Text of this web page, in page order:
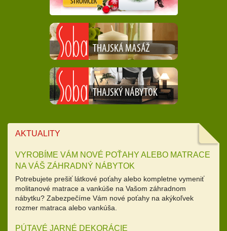
AKTUALITY
VYROBÍME VÁM NOVÉ POŤAHY ALEBO MATRACE
NA VÁŠ ZÁHRADNÝ NÁBYTOK
Potrebujete prešiť látkové poťahy alebo kompletne vymeniť
molitanové matrace a vankúše na Vašom záhradnom
nábytku? Zabezpečíme Vám nové poťahy na akýkoľvek
rozmer matraca alebo vankúša.
PÚTAVÉ JARNÉ DEKORÁCIE